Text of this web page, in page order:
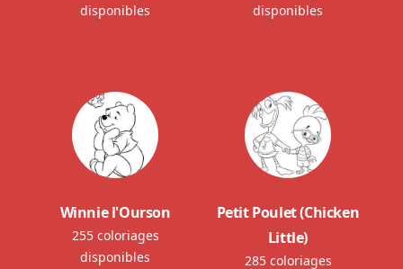
disponibles
disponibles
Winnie l'Ourson
255 coloriages
disponibles
Petit Poulet (Chicken
Little)
285 coloriages